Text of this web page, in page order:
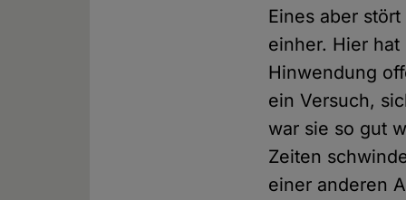
Eines aber
einher. Hier
Hinwendung
ein Versuch,
war sie so gut
Zeiten
einer anderen